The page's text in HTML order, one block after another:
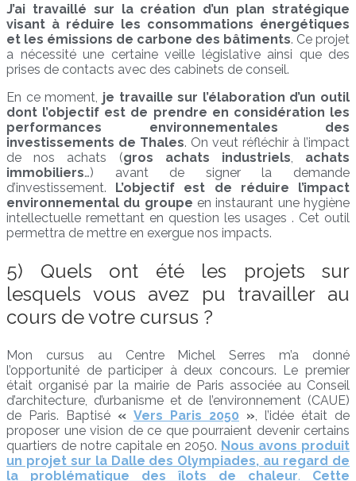
J’ai travaillé sur la création d’un plan stratégique
visant à réduire les consommations énergétiques
et les émissions de carbone des bâtiments. Ce projet
a nécessité une certaine veille législative ainsi que des
prises de contacts avec des cabinets de conseil.
En ce moment, je travaille sur l’élaboration d’un outil
dont l’objectif est de prendre en considération les
performances environnementales des
investissements de Thales. On veut réfléchir à l’impact
de nos achats (gros achats industriels, achats
immobiliers…) avant de signer la demande
d’investissement. L’objectif est de réduire l’impact
environnemental du groupe en instaurant une hygiène
intellectuelle remettant en question les usages . Cet outil
permettra de mettre en exergue nos impacts.
5) Quels ont été les projets sur
lesquels vous avez pu travailler au
cours de votre cursus ?
Mon cursus au Centre Michel Serres m’a donné
l’opportunité de participer à deux concours. Le premier
était organisé par la mairie de Paris associée au Conseil
d’architecture, d’urbanisme et de l’environnement (CAUE)
de Paris. Baptisé « Vers Paris 2050 », l’idée était de
proposer une vision de ce que pourraient devenir certains
quartiers de notre capitale en 2050. Nous avons produit
un projet sur la Dalle des Olympiades, au regard de
la problématique des îlots de chaleur. Cette